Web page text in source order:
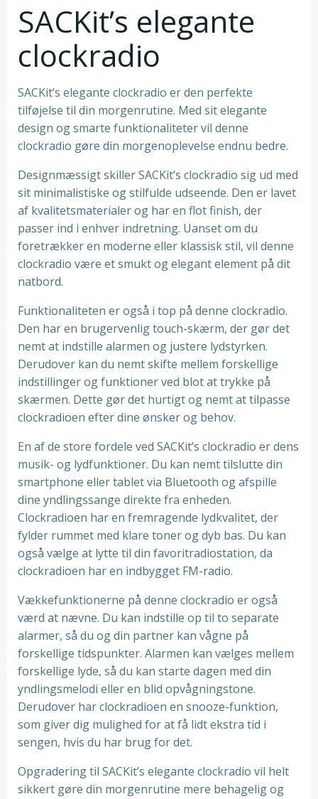
SACKit’s elegante
clockradio
SACKit’s elegante clockradio er den perfekte
tilføjelse til din morgenrutine. Med sit elegante
design og smarte funktionaliteter vil denne
clockradio gøre din morgenoplevelse endnu bedre.
Designmæssigt skiller SACKit’s clockradio sig ud med
sit minimalistiske og stilfulde udseende. Den er lavet
af kvalitetsmaterialer og har en flot finish, der
passer ind i enhver indretning. Uanset om du
foretrækker en moderne eller klassisk stil, vil denne
clockradio være et smukt og elegant element på dit
natbord.
Funktionaliteten er også i top på denne clockradio.
Den har en brugervenlig touch-skærm, der gør det
nemt at indstille alarmen og justere lydstyrken.
Derudover kan du nemt skifte mellem forskellige
indstillinger og funktioner ved blot at trykke på
skærmen. Dette gør det hurtigt og nemt at tilpasse
clockradioen efter dine ønsker og behov.
En af de store fordele ved SACKit’s clockradio er dens
musik- og lydfunktioner. Du kan nemt tilslutte din
smartphone eller tablet via Bluetooth og afspille
dine yndlingssange direkte fra enheden.
Clockradioen har en fremragende lydkvalitet, der
fylder rummet med klare toner og dyb bas. Du kan
også vælge at lytte til din favoritradiostation, da
clockradioen har en indbygget FM-radio.
Vækkefunktionerne på denne clockradio er også
værd at nævne. Du kan indstille op til to separate
alarmer, så du og din partner kan vågne på
forskellige tidspunkter. Alarmen kan vælges mellem
forskellige lyde, så du kan starte dagen med din
yndlingsmelodi eller en blid opvågningstone.
Derudover har clockradioen en snooze-funktion,
som giver dig mulighed for at få lidt ekstra tid i
sengen, hvis du har brug for det.
Opgradering til SACKit’s elegante clockradio vil helt
sikkert gøre din morgenrutine mere behagelig og